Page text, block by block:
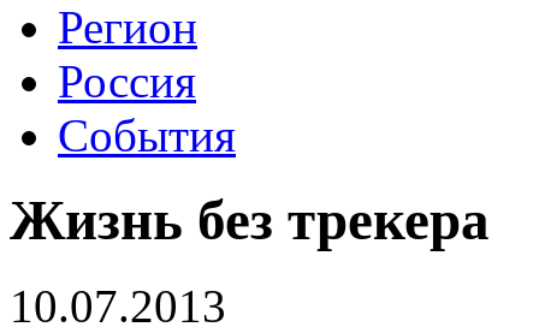
Регион
Россия
События
Жизнь без трекера
10.07.2013